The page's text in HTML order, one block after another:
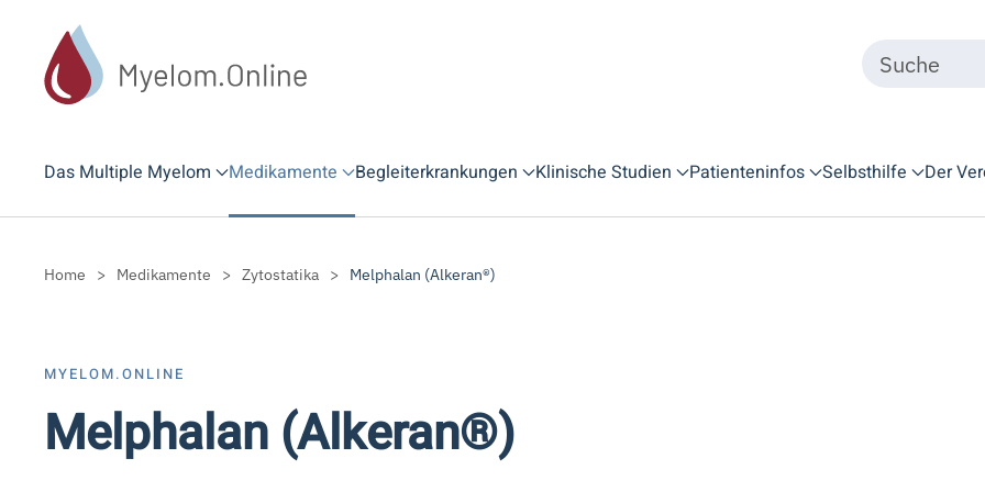
Zum Hauptinhalt springen
Das Multiple Myelom Medikamente Begleiterkrankungen Klinische Studien Patienteninfos Selbsthilfe Der
Home Medikamente Zytostatika Melphalan (Alkeran®)
MYELOM.ONLINE
Melphalan (Alkeran®)